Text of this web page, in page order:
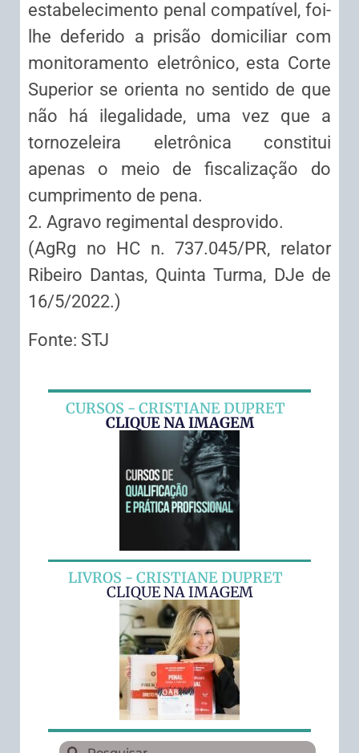
estabelecimento penal compatível, foi-
lhe deferido a prisão domiciliar com
monitoramento eletrônico, esta Corte
Superior se orienta no sentido de que
não há ilegalidade, uma vez que a
tornozeleira eletrônica constitui
apenas o meio de fiscalização do
cumprimento de pena.
2. Agravo regimental desprovido.
(AgRg no HC n. 737.045/PR, relator
Ribeiro Dantas, Quinta Turma, DJe de
16/5/2022.)
Fonte: STJ
CURSOS - CRISTIANE DUPRET
CLIQUE NA IMAGEM
LIVROS - CRISTIANE DUPRET
CLIQUE NA IMAGEM